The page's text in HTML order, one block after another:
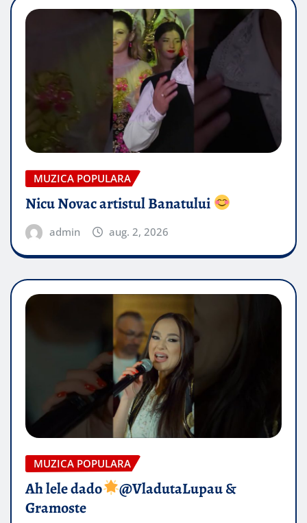
MUZICA POPULARA
Nicu Novac artistul Banatului
admin aug. 2, 2026
MUZICA POPULARA
Ah lele dado​
@VladutaLupau &
Gramoste